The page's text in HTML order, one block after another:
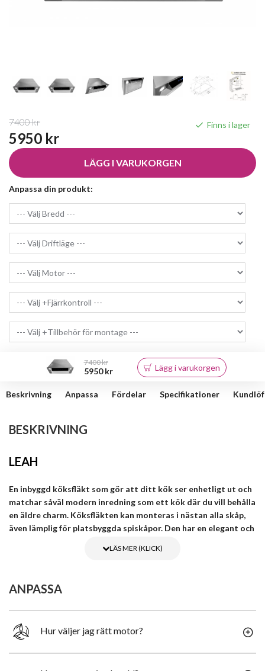
5950 kr
7400 kr Finns i lager
Anpassa din produkt:
LÄGG I VARUKORGEN
7400 kr
5950 kr Lägg i varukorgen
Beskrivning Anpassa Fördelar Specifikationer
BESKRIVNING
LEAH
En inbyggd köksfläkt som gör att ditt kök ser enhetligt ut och
matchar såväl modern inredning som ett kök där du vill behålla
en äldre charm. Köksfläkten kan monteras i nästan alla skåp,
även lämplig för platsbyggda spiskåpor. Den har en elegant och
funktioner. Och med sina två LED-spottar ger den en perfekt
kraftfulla motor alternativ kan den modifieras efter dina
Köksfläkten är tillverkad av noggrant utvalt rostfritt stål och en
ANPASSA
Hur väljer jag rätt motor?